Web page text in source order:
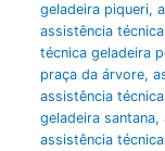
geladeira piqueri,
assistência
técnica geladeira
praça da árvore,
assistência
geladeira santana,
assistência